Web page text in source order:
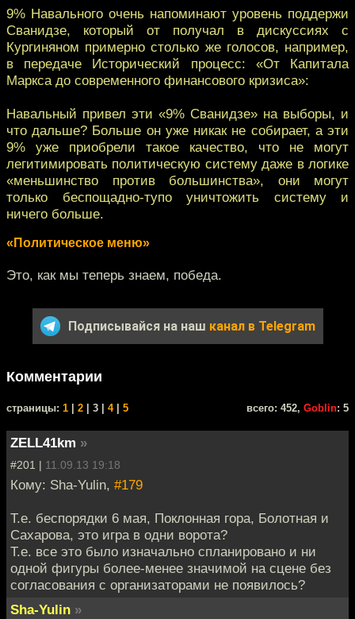
9% Навального очень напоминают уровень поддержи
Сванидзе, который от получал в дискуссиях с
Кургиняном примерно столько же голосов, например,
в передаче Исторический процесс: «От Капитала
Маркса до современного финансового кризиса»:
Навальный привел эти «9% Сванидзе» на выборы, и
что дальше? Больше он уже никак не собирает, а эти
9% уже приобрели такое качество, что не могут
легитимировать политическую систему даже в логике
«меньшинство против большинства», они могут
только беспощадно-тупо уничтожить систему и
ничего больше.
«Политическое меню»
Это, как мы теперь знаем, победа.
Подписывайся на наш канал в Telegram
Комментарии
cтраницы: 1 2 | 3 | 4| 5 всего: 452, Goblin: 5
ZELL41km »
#201 | 11.09.13 19:18
Кому: Sha-Yulin, #179
Т.е. беспорядки 6 мая, Поклонная гора, Болотная и
Сахарова, это игра в одни ворота?
Т.е. все это было изначально спланировано и ни
одной фигуры более-менее значимой на сцене без
согласования с организаторами не появилось?
Sha-Yulin »